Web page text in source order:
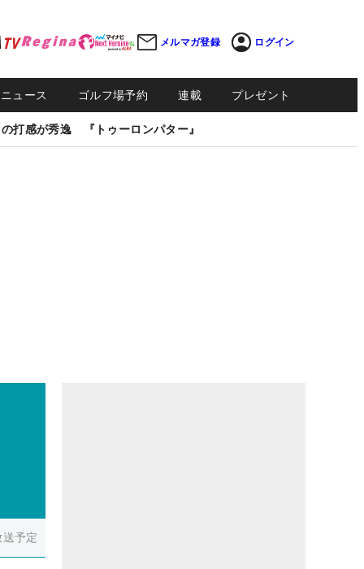
メルマガ登録 ログイン
ュース ゴルフ場予約 連載 プレゼント
打感が秀逸 『トゥーロンパター』
予定